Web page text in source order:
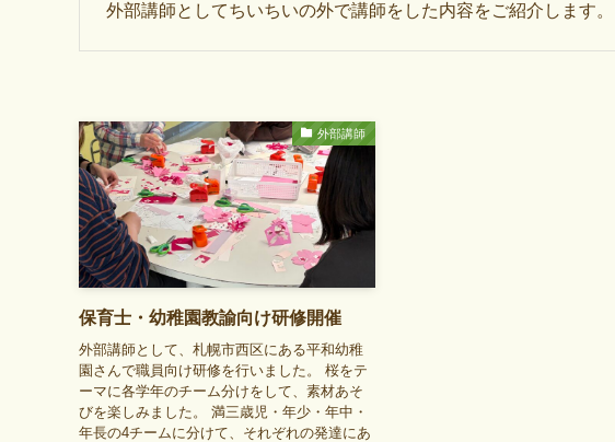
外部講師としてちいちいの外で講師をした内容をご紹介します。
外部講師
保育士・幼稚園教諭向け研修開催
外部講師として、札幌市西区にある平和幼稚
園さんで職員向け研修を行いました。 桜をテ
ーマに各学年のチーム分けをして、素材あそ
びを楽しみました。 満三歳児・年少・年中・
年長の4チームに分けて、それぞれの発達にあ